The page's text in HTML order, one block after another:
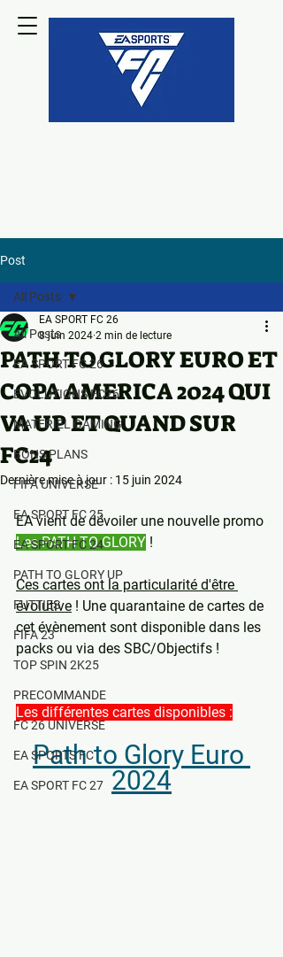
Post
All Posts
EA SPORT FC 26
EVOLUTIONS FC26
MATERIEL GAMING
BONS PLANS
FIFA UNIVERSE
EA SPORT FC 25
EA SPORT FC 24
PATH TO GLORY UP
FUTTIES
FIFA 23
TOP SPIN 2K25
PRECOMMANDE
FC 26 UNIVERSE
EA SPORTS FC
EA SPORT FC 27
All Posts
PATH TO GLORY EURO ET
COPA AMERICA 2024 QUI
VA UP ET QUAND SUR
FC24
EA SPORT FC 26
8 juin 2024 2 min de lecture
Dernière mise à jour : 15 juin 2024
EA vient de dévoiler une nouvelle promo
Les PATH TO GLORY !
Ces cartes ont la particularité d'être
évolutive ! Une quarantaine de cartes de
cet évènement sont disponible dans les
packs ou via des SBC/Objectifs !
Les différentes cartes disponibles :
Path to Glory Euro
2024